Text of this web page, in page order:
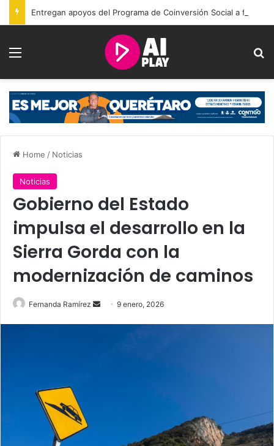
Menu
Home / Noticias
Noticias
Gobierno del Estado
impulsa el desarrollo en la
Sierra Gorda con la
modernización de caminos
Fernanda Ramírez
Send9 enero, 2026